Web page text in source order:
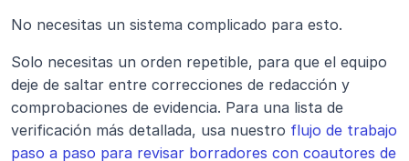
No necesitas un sistema complicado para esto.
Solo necesitas un orden repetible, para que el equipo
deje de saltar entre correcciones de redacción y
comprobaciones de evidencia. Para una lista de
verificación más detallada, usa nuestro flujo de trabajo
paso a paso para revisar borradores con coautores de